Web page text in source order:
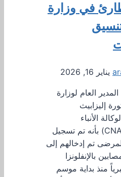
في وزارة
يناير 16, 2026
العام لوزارة
إليزابيث
الأنباء
الكاثوليكية (CNA) بأنه تم تسجيل
تم إدخالهم إلى
بالإنفلونزا
منذ بداية موسم